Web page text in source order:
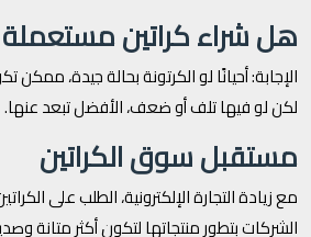
هل شراء كراتين
الإجابة: أحيانًا لو الكرتونة بحالة جيدة،
لكن لو فيها تلف أو ضعف، الأفضل تبعد عنها.
مستقبل سوق الكراتين
مع زيادة التجارة الإلكترونية، الطلب على
الشركات بتطور منتجاتها لتكون أكثر متانة